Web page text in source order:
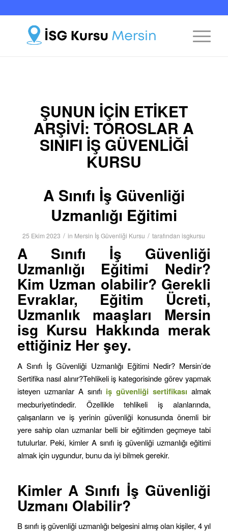
ŞUNUN IÇIN ETIKET
ARŞIVI:TOROSLAR A
SINIFI İŞ GÜVENLIĞI
KURSU
A Sınıfı İş Güvenliği
Uzmanlığı Eğitimi
25 Ekim 2023 / in Mersin İş Güvenliği Kursu / tarafındanisgkursu
A Sınıfı İş Güvenliği
Uzmanlığı Eğitimi Nedir?
Kim Uzman olabilir? Gerekli
Evraklar, Eğitim Ücreti,
Uzmanlık maaşları Mersin
isg Kursu Hakkında merak
ettiğiniz Her şey.
A Sınıfı İş Güvenliği Uzmanlığı Eğitimi Nedir? Mersin’de
Sertifika nasıl alınır?Tehlikeli iş kategorisinde görev yapmak
isteyen uzmanlar A sınıfı iş güvenliği sertifikasıalmak
mecburiyetindedir. Özellikle tehlikeli iş alanlarında,
çalışanların ve iş yerinin güvenliği konusunda önemli bir
yere sahip olan uzmanlar belli bir eğitimden geçmeye tabi
tutulurlar. Peki, kimler A sınıfı iş güvenliği uzmanlığı eğitimi
almak için uygundur, bunu da iyi bilmek gerekir.
Kimler A Sınıfı İş Güvenliği
Uzmanı Olabilir?
B sınıfı iş güvenliği uzmanlığı belgesini almış olan kişiler, 4 yıl